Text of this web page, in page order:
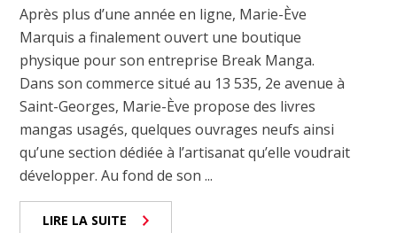
Après plus d’une année en ligne, Marie-Ève
Marquis a finalement ouvert une boutique
physique pour son entreprise Break Manga.
Dans son commerce situé au 13 535, 2e avenue à
Saint-Georges, Marie-Ève propose des livres
mangas usagés, quelques ouvrages neufs ainsi
qu’une section dédiée à l’artisanat qu’elle voudrait
développer. Au fond de son ...
LIRE LA SUITE